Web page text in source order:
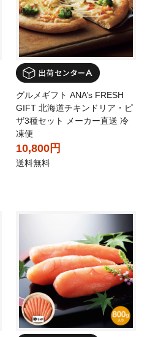
グルメギフト ANA’s FRESH
GIFT 北海道チキンドリア・ピ
ザ3種セット メーカー直送 冷
凍便
10,800円
送料無料